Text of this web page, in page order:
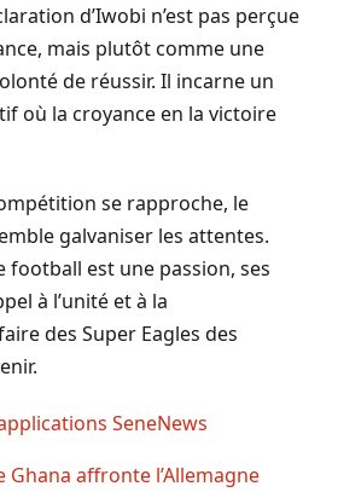
d’Iwobi n’est pas perçue
mais plutôt comme une
de réussir. Il incarne un
où la croyance en la victoire
se rapproche, le
galvaniser les attentes.
football est une passion, ses
à l’unité et à la
des Super Eagles des
Ghana affronte l’Allemagne